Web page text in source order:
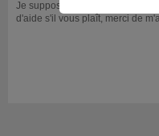
Je suppose qu'il y a des
d'aide s'il vous plaît, merci de